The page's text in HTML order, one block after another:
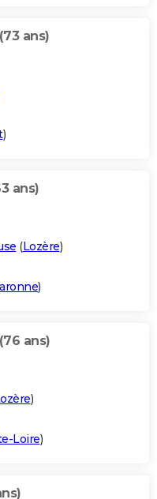
(73 ans)
)
ans)
(Lozère)
)
(76 ans)
)
Loire)